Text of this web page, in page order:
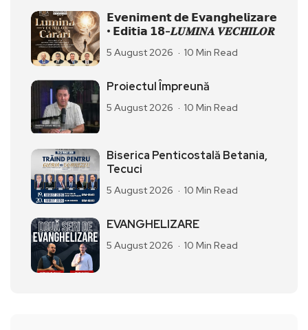
𝗘𝘃𝗲𝗻𝗶𝗺𝗲𝗻𝘁 𝗱𝗲 𝗘𝘃𝗮𝗻𝗴𝗵𝗲𝗹𝗶𝘇𝗮𝗿𝗲
• 𝗘𝗱𝗶𝘁𝗶𝗮 𝟭𝟴-𝑳𝑼𝑴𝑰𝑵𝑨 𝑽𝑬𝑪𝑯𝑰𝑳𝑶𝑹
5 August 2026 10 Min Read
Proiectul Împreună
5 August 2026 10 Min Read
Biserica Penticostală Betania,
Tecuci
5 August 2026 10 Min Read
EVANGHELIZARE
5 August 2026 10 Min Read